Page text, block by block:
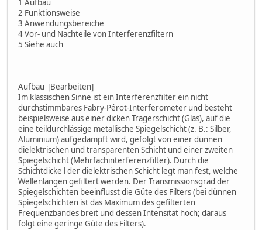
1 Aufbau
2 Funktionsweise
3 Anwendungsbereiche
4 Vor- und Nachteile von Interferenzfiltern
5 Siehe auch
Aufbau [Bearbeiten]
Im klassischen Sinne ist ein Interferenzfilter ein nicht
durchstimmbares Fabry-Pérot-Interferometer und besteht
beispielsweise aus einer dicken Trägerschicht (Glas), auf die
eine teildurchlässige metallische Spiegelschicht (z. B.: Silber,
Aluminium) aufgedampft wird, gefolgt von einer dünnen
dielektrischen und transparenten Schicht und einer zweiten
Spiegelschicht (Mehrfachinterferenzfilter). Durch die
Schichtdicke l der dielektrischen Schicht legt man fest, welche
Wellenlängen gefiltert werden. Der Transmissionsgrad der
Spiegelschichten beeinflusst die Güte des Filters (bei dünnen
Spiegelschichten ist das Maximum des gefilterten
Frequenzbandes breit und dessen Intensität hoch; daraus
folgt eine geringe Güte des Filters).